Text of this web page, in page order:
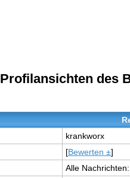
Profilansichten des
krankworx
[Bewerten ±]
Alle Nachrichten: